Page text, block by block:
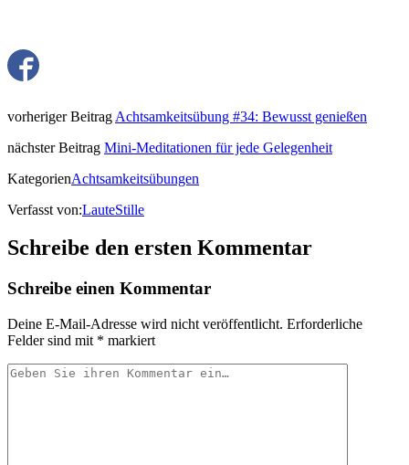
vorheriger Beitrag Achtsamkeitsübung #34: Bewusst genießen
nächster Beitrag Mini-Meditationen für jede Gelegenheit
KategorienAchtsamkeitsübungen
Verfasst von:LauteStille
Schreibe den ersten Kommentar
Schreibe einen Kommentar
Deine E-Mail-Adresse wird nicht veröffentlicht. Erforderliche
Felder sind mit * markiert
Ihr